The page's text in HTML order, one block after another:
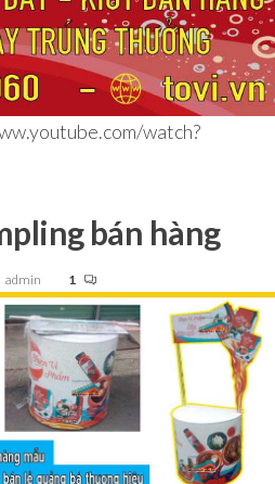
watch?
bán hàng
admin 1